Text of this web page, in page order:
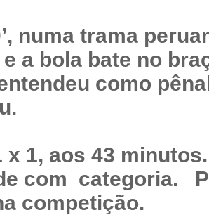
numa trama
a bola bate no
como
x 1, aos 43
com categoria.
competição.